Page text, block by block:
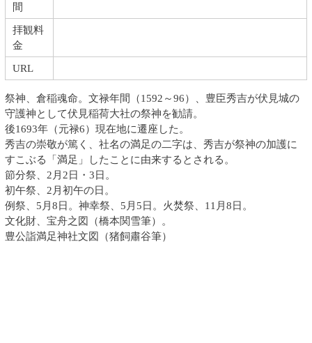
間
拝観料
金
URL
祭神、倉稲魂命。文禄年間（1592～96）、豊臣秀吉が伏見城の
守護神として伏見稲荷大社の祭神を勧請。
後1693年（元禄6）現在地に遷座した。
秀吉の崇敬が篤く、社名の満足の二字は、秀吉が祭神の加護に
すこぶる「満足」したことに由来するとされる。
節分祭、2月2日・3日。
初午祭、2月初午の日。
例祭、5月8日。神幸祭、5月5日。火焚祭、11月8日。
文化財、宝舟之図（橋本関雪筆）。
豊公詣満足神社文図（猪飼肅谷筆）